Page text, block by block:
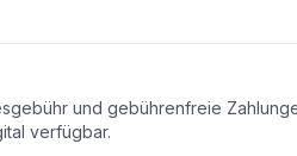
und gebührenfreie
verfügbar.